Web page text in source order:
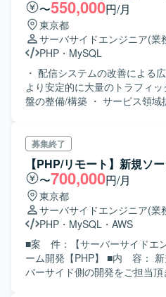
〜550,000円/月
東京都
サーバサイドエンジニア(業
PHP ・ MySQL
・ 配信システムの改善による
より安定的に大量のトラフィ
盤の整備/構築 ・ サービス領域
募集終了
【PHP/リモート】新規ソ
〜700,000円/月
東京都
サーバサイドエンジニア(業
PHP ・ MySQL ・ AWS
■案 件：【サーバーサイドエ
ーム開発【PHP】 ■内 容：
バーサイド側の開発をご担当頂きます。 ＜主